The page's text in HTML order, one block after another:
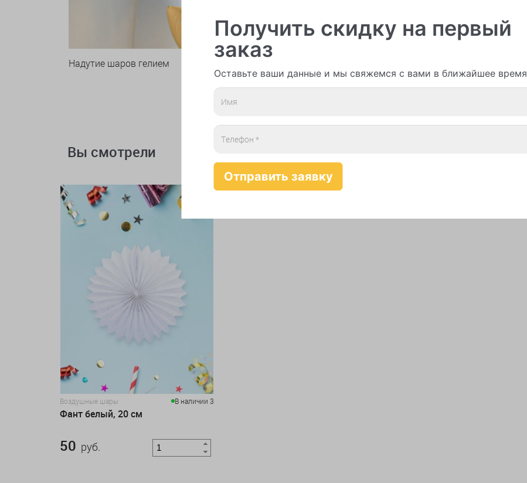
Надутие шаров гелием
Вы смотрели
Воздушные шары В наличии 3
Фант белый, 20 см
50 руб.
Получить скидку на первый
заказ
Оставьте ваши данные и мы свяжемся с вами в ближайшее время